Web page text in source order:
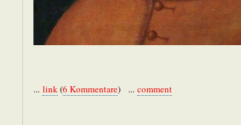
... link (6 Kommentare) ... comment